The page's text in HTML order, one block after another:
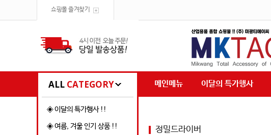
쇼핑몰 즐겨찾기
ALL CATEGORY 메인메뉴 이달의 특가행사
◈ 이달의 특가행사 !!
◈ 여름, 겨울 인기 상품 !! 정밀드라이버